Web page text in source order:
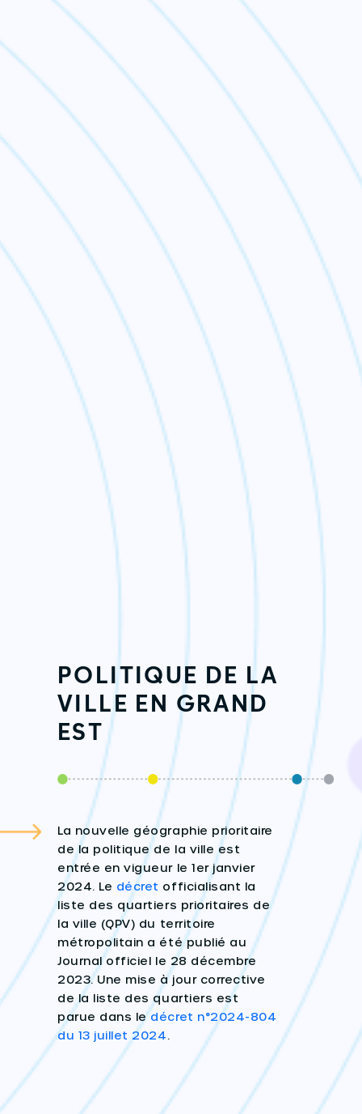
POLITIQUE DE LA
VILLE EN GRAND
EST
La nouvelle géographie prioritaire
de la politique de la ville est
entrée en vigueur le 1er janvier
2024. Le décret officialisant la
liste des quartiers prioritaires de
la ville (QPV) du territoire
métropolitain a été publié au
Journal officiel le 28 décembre
2023. Une mise à jour corrective
de la liste des quartiers est
parue dans ledécret n°2024-804
du 13 juillet 2024.